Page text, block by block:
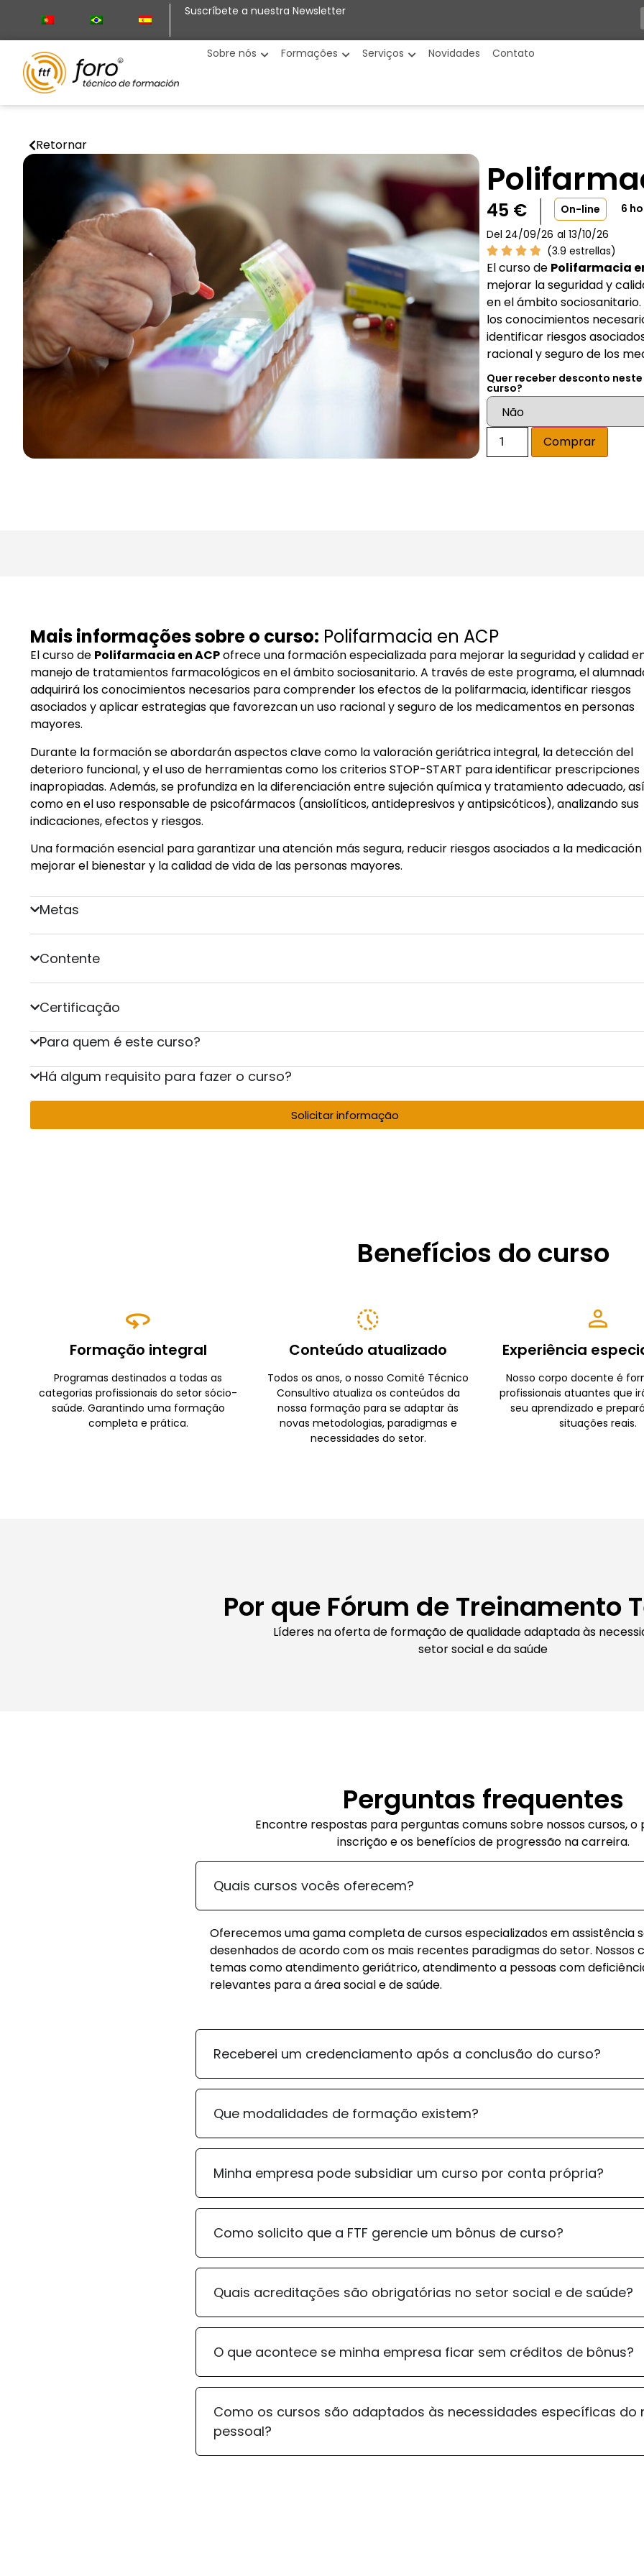
Suscríbete a nuestra Newsletter
Sobre nós Formações Serviços Novidades Contato
Retornar
45 € On-line
6
Del 24/09/26 al 13/10/26
(3.9 estrellas)
El curso de Polifarmacia
mejorar la seguridad y
en el ámbito
los conocimientos
identificar riesgos
racional y seguro de los
Quer receber desconto neste
curso?
Comprar
Mais informações sobre o curso: Polifarmacia en ACP
El curso de Polifarmacia en ACPofrece una formación especializada para mejorar la seguridad y calidad
manejo de tratamientos farmacológicos en el ámbito sociosanitario. A través de este programa, el
adquirirá los conocimientos necesarios para comprender los efectos de la polifarmacia, identificar riesgos
asociados y aplicar estrategias que favorezcan un uso racional y seguro de los medicamentos en personas
mayores.
Durante la formación se abordarán aspectos clave como la valoración geriátrica integral, la detección del
deterioro funcional, y el uso de herramientas como los criterios STOP-START para identificar prescripciones
inapropiadas. Además, se profundiza en la diferenciación entre sujeción química y tratamiento adecuado, así
como en el uso responsable de psicofármacos (ansiolíticos, antidepresivos y antipsicóticos), analizando sus
indicaciones, efectos y riesgos.
Una formación esencial para garantizar una atención más segura, reducir riesgos asociados a la
mejorar el bienestar y la calidad de vida de las personas mayores.
Metas
Contente
Certificação
Para quem é este curso?
Há algum requisito para fazer o curso?
Solicitar informação
Benefícios do curso
Formação integral
Programas destinados a todas as
categorias profissionais do setor sócio-
saúde. Garantindo uma formação
completa e prática.
Conteúdo atualizado
Todos os anos, o nosso Comité Técnico
Consultivo atualiza os conteúdos da
nossa formação para se adaptar às
novas metodologias, paradigmas e
necessidades do setor.
Experiência
Nosso corpo docente é
profissionais atuantes que
seu aprendizado e
situações reais.
Por que Fórum de Treinamento
Líderes na oferta de formação de qualidade adaptada às
setor social e da saúde
Perguntas frequentes
Encontre respostas para perguntas comuns sobre nossos cursos, o
inscrição e os benefícios de progressão na carreira.
Quais cursos vocês oferecem?
Oferecemos uma gama completa de cursos especializados em assistência
desenhados de acordo com os mais recentes paradigmas do setor. Nossos
temas como atendimento geriátrico, atendimento a pessoas com
relevantes para a área social e de saúde.
Receberei um credenciamento após a conclusão do curso?
Que modalidades de formação existem?
Minha empresa pode subsidiar um curso por conta própria?
Como solicito que a FTF gerencie um bônus de curso?
Quais acreditações são obrigatórias no setor social e de saúde?
O que acontece se minha empresa ficar sem créditos de bônus?
Como os cursos são adaptados às necessidades específicas do
pessoal?